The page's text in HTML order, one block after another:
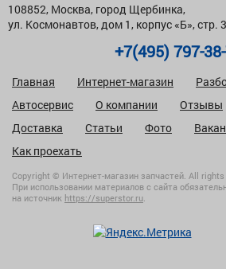
108852, Москва, город Щербинка,
ул. Космонавтов, дом 1, корпус «Б», стр.
+7(495) 797-
Главная Интернет-магазин
Автосервис
О компании Отзывы
Доставка
Статьи Фото
Как проехать
Copyright © Интернет-магазин запчастей. All
При использовании материалов с сайта
на источник https://superstor.ru